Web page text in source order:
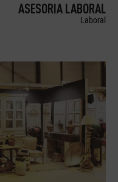
ASESORIA LABORAL
Laboral